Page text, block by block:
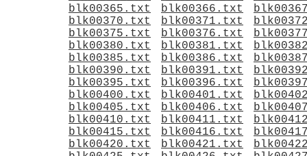
blk00365.txt
blk00366.txt
blk00370.txt
blk00371.txt
blk00375.txt
blk00376.txt
blk00380.txt
blk00381.txt
blk00385.txt
blk00386.txt
blk00390.txt
blk00391.txt
blk00395.txt
blk00396.txt
blk00400.txt
blk00401.txt
blk00405.txt
blk00406.txt
blk00410.txt
blk00411.txt
blk00415.txt
blk00416.txt
blk00420.txt
blk00421.txt